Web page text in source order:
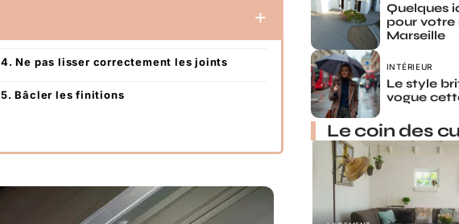
4. Ne pas lisser correctement les joints
5. Bâcler les finitions
Quelques
pour votre
Marseille
INTÉRIEUR
Le style
vogue
Le coin des